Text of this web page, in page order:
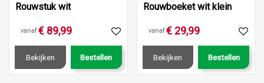
Rouwstuk wit
vanaf€ 89,99
Bekijken Bestellen
Rouwboeket wit klein
vanaf€ 29,99
Bekijken Bestellen